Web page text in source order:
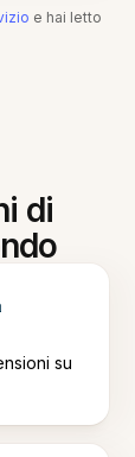
e hai letto
di
su